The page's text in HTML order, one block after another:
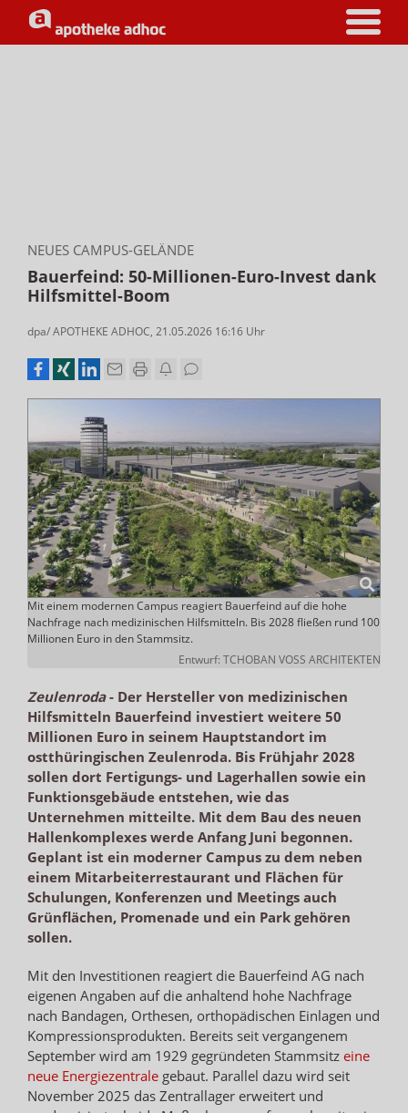
NEUES CAMPUS-GELÄNDE
Bauerfeind: 50-Millionen-Euro-Invest dank
Hilfsmittel-Boom
dpa/ APOTHEKE ADHOC, 21.05.2026 16:16 Uhr
Mit einem modernen Campus reagiert Bauerfeind auf die hohe
Nachfrage nach medizinischen Hilfsmitteln. Bis 2028 fließen rund 100
Millionen Euro in den Stammsitz.
Entwurf: TCHOBAN VOSS ARCHITEKTEN
Zeulenroda- Der Hersteller von medizinischen
Hilfsmitteln Bauerfeind investiert weitere 50
Millionen Euro in seinem Hauptstandort im
ostthüringischen Zeulenroda. Bis Frühjahr 2028
sollen dort Fertigungs- und Lagerhallen sowie ein
Funktionsgebäude entstehen, wie das
Unternehmen mitteilte. Mit dem Bau des neuen
Hallenkomplexes werde Anfang Juni begonnen.
Geplant ist ein moderner Campus zu dem neben
einem Mitarbeiterrestaurant und Flächen für
Schulungen, Konferenzen und Meetings auch
Grünflächen, Promenade und ein Park gehören
sollen.
Mit den Investitionen reagiert die Bauerfeind AG nach
eigenen Angaben auf die anhaltend hohe Nachfrage
nach Bandagen, Orthesen, orthopädischen Einlagen und
Kompressionsprodukten. Bereits seit vergangenem
September wird am 1929 gegründeten Stammsitz eine
neue Energiezentrale gebaut. Parallel dazu wird seit
November 2025 das Zentrallager erweitert und